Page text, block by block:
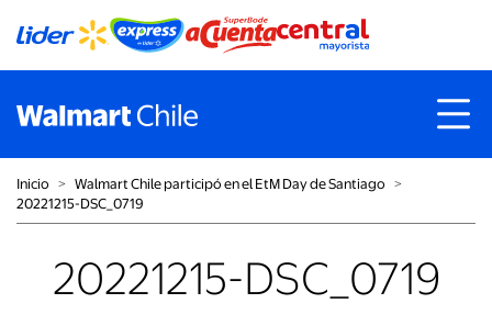
Inicio ˃ Walmart Chile participó en el EtM Day de Santiago ˃
20221215-DSC_0719
20221215-DSC_0719